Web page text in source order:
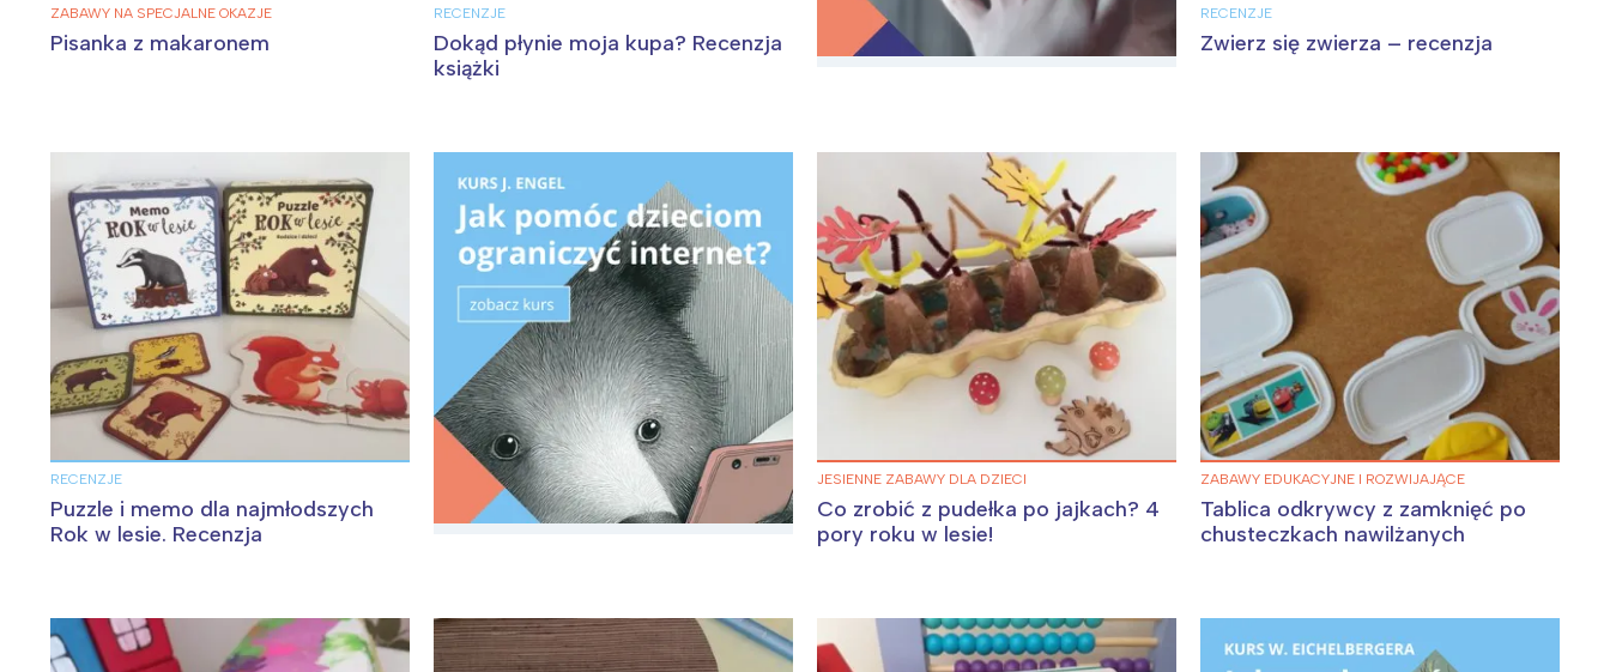
ZABAWY NA SPECJALNE OKAZJE
Pisanka z makaronem
RECENZJE
Dokąd płynie moja kupa? Recenzja
książki
RECENZJE
Zwierz się zwierza – recenzja
RECENZJE
Puzzle i memo dla najmłodszych
Rok w lesie. Recenzja
JESIENNE ZABAWY DLA DZIECI
Co zrobić z pudełka po jajkach? 4
pory roku w lesie!
ZABAWY EDUKACYJNE I ROZWIJAJĄCE
Tablica odkrywcy z zamknięć po
chusteczkach nawilżanych